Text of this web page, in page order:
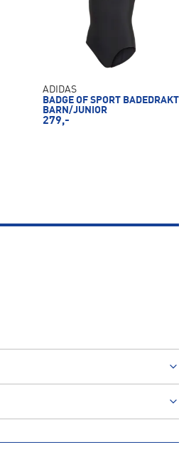
ADIDAS
BADGE OF SPORT BADEDRAKT
BARN/JUNIOR
279,-